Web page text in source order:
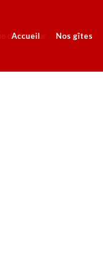
Accueil Nos gîtes